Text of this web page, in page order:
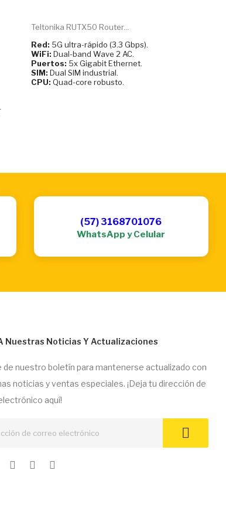
Teltonika RUTX50 Router...
Red: 5G ultra-rápido (3.3 Gbps).
WiFi: Dual-band Wave 2 AC.
Puertos: 5x Gigabit Ethernet.
SIM: Dual SIM industrial.
CPU: Quad-core robusto.
(57) 3168701076
WhatsApp y Celular
Nuestras Noticias Y Actualizaciones
de nuestro boletín para mantenerse actualizado con
noticias y ventas especiales. ¡Deja tu dirección de
aquí!